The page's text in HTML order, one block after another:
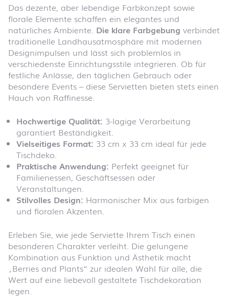
Das dezente, aber lebendige Farbkonzept sowie
florale Elemente schaffen ein elegantes und
natürliches Ambiente. Die klare Farbgebung verbindet
traditionelle Landhausatmosphäre mit modernen
Designimpulsen und lässt sich problemlos in
verschiedenste Einrichtungsstile integrieren. Ob für
festliche Anlässe, den täglichen Gebrauch oder
besondere Events – diese Servietten bieten stets einen
Hauch von Raffinesse.
Hochwertige Qualität: 3-lagige Verarbeitung
garantiert Beständigkeit.
Vielseitiges Format: 33 cm x 33 cm ideal für jede
Tischdeko.
Praktische Anwendung: Perfekt geeignet für
Familienessen, Geschäftsessen oder
Veranstaltungen.
Stilvolles Design: Harmonischer Mix aus farbigen
und floralen Akzenten.
Erleben Sie, wie jede Serviette Ihrem Tisch einen
besonderen Charakter verleiht. Die gelungene
Kombination aus Funktion und Ästhetik macht
„Berries and Plants“ zur idealen Wahl für alle, die
Wert auf eine liebevoll gestaltete Tischdekoration
legen.